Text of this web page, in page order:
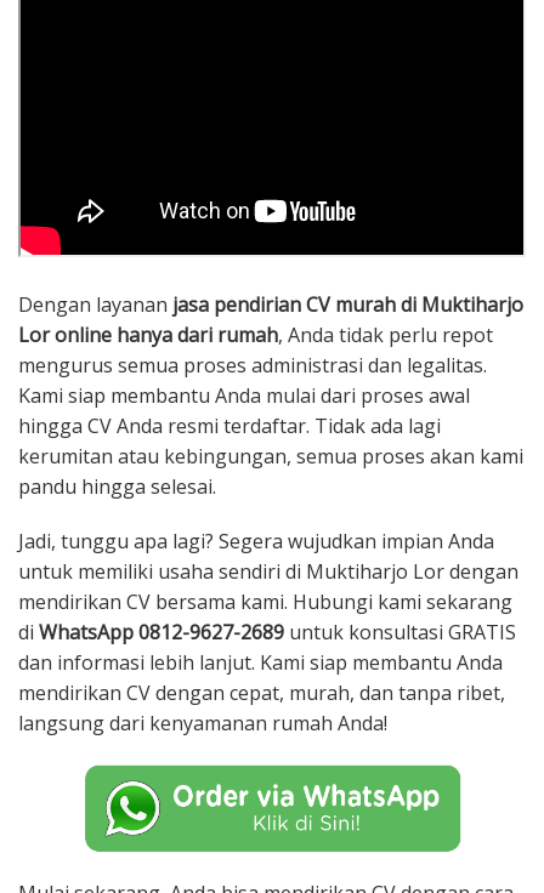
Dengan layanan jasa pendirian CV murah di Muktiharjo
Lor online hanya dari rumah, Anda tidak perlu repot
mengurus semua proses administrasi dan legalitas.
Kami siap membantu Anda mulai dari proses awal
hingga CV Anda resmi terdaftar. Tidak ada lagi
kerumitan atau kebingungan, semua proses akan kami
pandu hingga selesai.
Jadi, tunggu apa lagi? Segera wujudkan impian Anda
untuk memiliki usaha sendiri di Muktiharjo Lor dengan
mendirikan CV bersama kami. Hubungi kami sekarang
di WhatsApp 0812-9627-2689 untuk konsultasi GRATIS
dan informasi lebih lanjut. Kami siap membantu Anda
mendirikan CV dengan cepat, murah, dan tanpa ribet,
langsung dari kenyamanan rumah Anda!